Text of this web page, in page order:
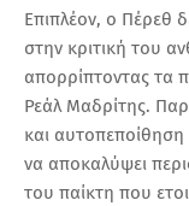
Επιπλέον, ο Πέρεθ
στην κριτική του
απορρίπτοντας τα
Ρεάλ Μαδρίτης.
και
να αποκαλύψει
του παίκτη που